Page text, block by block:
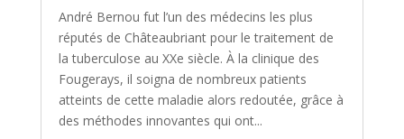
André Bernou fut l’un des médecins les plus
réputés de Châteaubriant pour le traitement de
la tuberculose au XXe siècle. À la clinique des
Fougerays, il soigna de nombreux patients
atteints de cette maladie alors redoutée, grâce à
des méthodes innovantes qui ont...